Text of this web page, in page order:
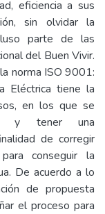
eficiencia a sus
sin olvidar la
parte de las
del Buen Vivir.
norma ISO 9001:
Eléctrica tiene la
en los que se
y tener una
de corregir
conseguir la
De acuerdo a lo
de propuesta
el proceso para